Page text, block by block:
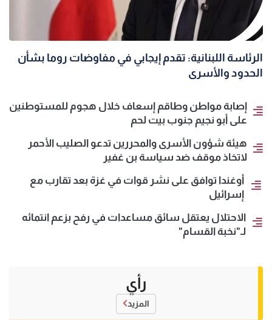
الرئاسة اللبنانية: تقدم إيجابي في مفاوضات روما بشأن
الحدود والأسرى
إصابة مواطن وطاقم إسعاف خلال هجوم للمستوطنين
على أبو نجيم جنوب بيت لحم
هيئة شؤون الأسرى والمحررين تدعو الصليب الأحمر
لاتخاذ موقف ضد سياسة بن غفير
أوغندا توافق على نشر قوات في غزة بعد تقارب مع
إسرائيل
الاحتلال يعتقل سائق مساعدات في رفح بزعم انتمائه
لـ"نخبة القسام"
رأي
المزيد